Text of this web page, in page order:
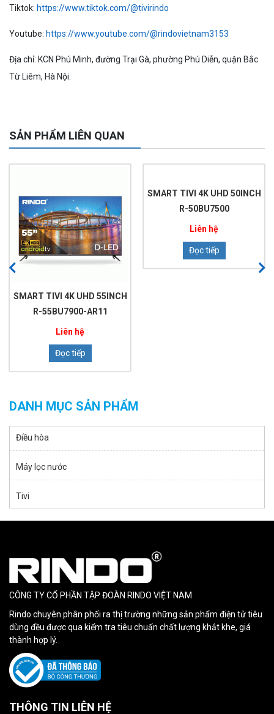
Tiktok: https://www.tiktok.com/@tivirindo
Youtube: https://www.youtube.com/@rindovietnam3153
Địa chỉ: KCN Phú Minh, đường Trại Gà, phường Phú Diễn, quận Bắc
Từ Liêm, Hà Nội.
SẢN PHẨM LIÊN QUAN
SMART TIVI 4K UHD 55INCH
R-55BU7900-AR11
Liên hệ
Đọc tiếp
DANH MỤC SẢN PHẨM
Điều hòa
Máy lọc nước
Tivi
CÔNG TY CỔ PHẦN TẬP ĐOÀN RINDO VIỆT NAM
Rindo chuyên phân phối ra thị trường những sản phẩm điện tử tiêu
dùng đều được qua kiểm tra tiêu chuẩn chất lượng khắt khe, giá
thành hợp lý.
THÔNG TIN LIÊN HỆ